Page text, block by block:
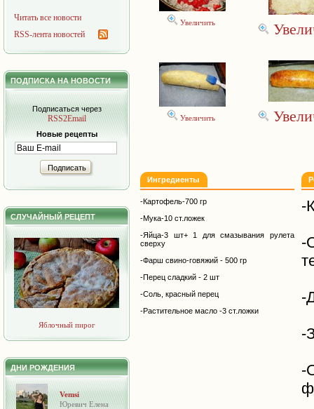
Читать все новости
RSS-лента новостей
ПОДПИСКА НА НОВОСТИ
Подписаться через
RSS2Email
Новые рецепты
Подписать
СЛУЧАЙНЫЙ РЕЦЕПТ
Яблочный пирог
ДНИ РОЖДЕНИЯ
Vemsi
Юревич Елена
Увеличить
Увеличить
Ингредиенты
-Картофель-700 гр
-Мука-10 ст.ложек
-Яйца-3 шт+ 1 для смазывания рулета
сверху
-Фарш свино-говяжий - 500 гр
-Перец сладкий - 2 шт
-Соль, красный перец
-Растительное масло -3 ст.ложки
-
-
-
-
-